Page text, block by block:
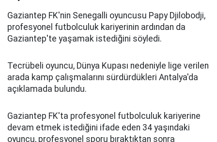
Gaziantep FK'nin Senegalli oyuncusu Papy Djilobodji,
profesyonel futbolculuk kariyerinin ardından da
Gaziantep'te yaşamak istediğini söyledi.
Tecrübeli oyuncu, Dünya Kupası nedeniyle lige verilen
arada kamp çalışmalarını sürdürdükleri Antalya'da
açıklamada bulundu.
Gaziantep FK'ta profesyonel futbolculuk kariyerine
devam etmek istediğini ifade eden 34 yaşındaki
oyuncu, profesyonel sporu bıraktıktan sonra